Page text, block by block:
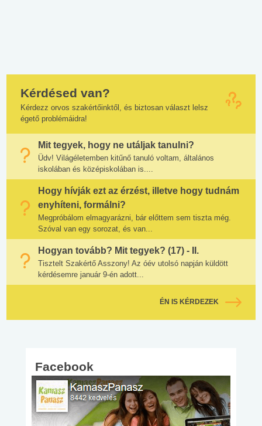
Kérdésed van?
Kérdezz orvos szakértőinktől, és biztosan választ lelsz
égető problémáidra!
Mit tegyek, hogy ne utáljak tanulni?
Üdv! Világéletemben kitűnő tanuló voltam, általános
iskolában és középiskolában is....
Hogy hívják ezt az érzést, illetve hogy tudnám
enyhíteni, formálni?
Megpróbálom elmagyarázni, bár előttem sem tiszta még.
Szóval van egy sorozat, és van...
Hogyan tovább? Mit tegyek? (17) - II.
Tisztelt Szakértő Asszony! Az óév utolsó napján küldött
kérdésemre január 9-én adott...
ÉN IS KÉRDEZEK
Facebook